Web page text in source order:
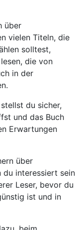
über
vielen Titeln, die
solltest,
die von
in der
du sicher,
und das Buch
Erwartungen
über
du interessiert sein
Leser, bevor du
ist und in